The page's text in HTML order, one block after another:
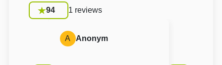
94 1 reviews
A Anonym